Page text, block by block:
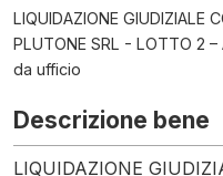
LIQUIDAZIONE GIUDIZIALE
PLUTONE SRL - LOTTO 2
da ufficio
Descrizione bene
LIQUIDAZIONE